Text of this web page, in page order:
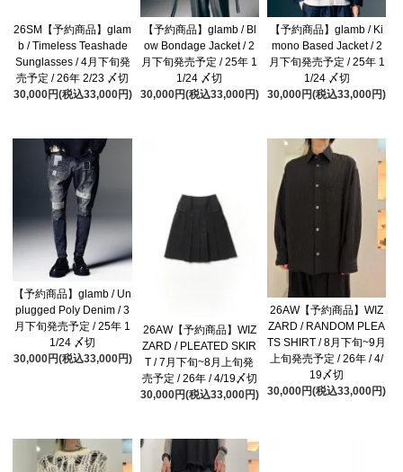
26SM【予約商品】glam
b / Timeless Teashade
Sunglasses / 4月下旬発
売予定 / 26年 2/23 〆切
30,000円(税込33,000円)
【予約商品】glamb / Bl
ow Bondage Jacket / 2
月下旬発売予定 / 25年 1
1/24 〆切
30,000円(税込33,000円)
【予約商品】glamb / Ki
mono Based Jacket / 2
月下旬発売予定 / 25年 1
1/24 〆切
30,000円(税込33,000円)
【予約商品】glamb / Un
plugged Poly Denim / 3
月下旬発売予定 / 25年 1
1/24 〆切
30,000円(税込33,000円)
26AW【予約商品】WIZ
ZARD / PLEATED SKIR
T / 7月下旬~8月上旬発
売予定 / 26年 / 4/19〆切
30,000円(税込33,000円)
26AW【予約商品】WIZ
ZARD / RANDOM PLEA
TS SHIRT / 8月下旬~9月
上旬発売予定 / 26年 / 4/
19〆切
30,000円(税込33,000円)